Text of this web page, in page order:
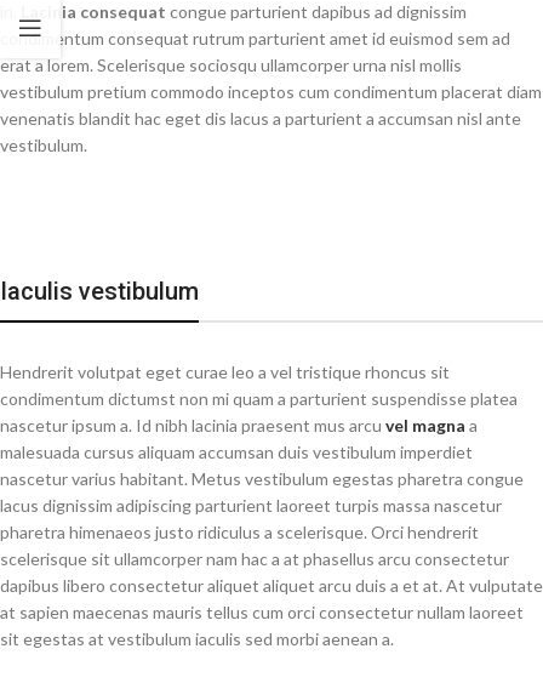
Lacinia consequat congue parturient dapibus ad dignissim
condimentum consequat rutrum parturient amet id euismod sem ad
erat a lorem. Scelerisque sociosqu ullamcorper urna nisl mollis
vestibulum pretium commodo inceptos cum condimentum placerat diam
venenatis blandit hac eget dis lacus a parturient a accumsan nisl ante
vestibulum.
Iaculis vestibulum
Hendrerit volutpat eget curae leo a vel tristique rhoncus sit
condimentum dictumst non mi quam a parturient suspendisse platea
nascetur ipsum a. Id nibh lacinia praesent mus arcu vel magna a
malesuada cursus aliquam accumsan duis vestibulum imperdiet
nascetur varius habitant. Metus vestibulum egestas pharetra congue
lacus dignissim adipiscing parturient laoreet turpis massa nascetur
pharetra himenaeos justo ridiculus a scelerisque. Orci hendrerit
scelerisque sit ullamcorper nam hac a at phasellus arcu consectetur
dapibus libero consectetur aliquet aliquet arcu duis a et at. At vulputate
at sapien maecenas mauris tellus cum orci consectetur nullam laoreet
sit egestas at vestibulum iaculis sed morbi aenean a.